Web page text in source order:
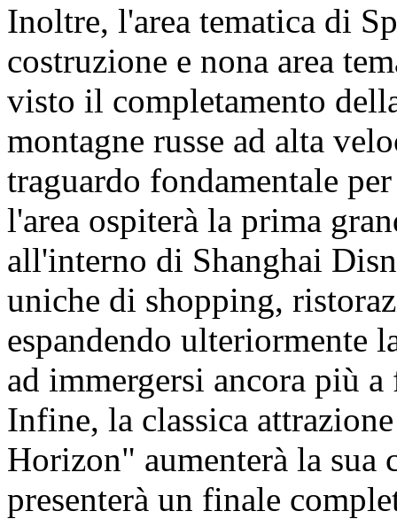
Inoltre, l'area tematica di
costruzione e nona area
visto il completamento
montagne russe ad alta
traguardo fondamentale
l'area ospiterà la prima
all'interno di Shanghai
uniche di shopping,
espandendo ulteriormente
ad immergersi ancora più
Infine, la classica
Horizon" aumenterà la sua
presenterà un finale